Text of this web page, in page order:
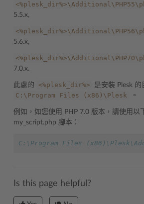
5.5.x,
5.6.x,
7.0.x.
此處的 <%plesk_dir%> 是安裝 Plesk
C:\Program Files (x86)\Plesk 。
例如，如您使用 PHP 7.0 版本，請使用以
my_script.php 腳本：
C:\Program Files
Is this page helpful?